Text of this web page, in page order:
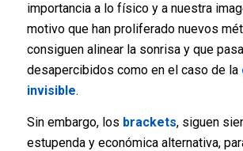
importancia a lo físico y a nuestra
motivo que han proliferado nuevos
consiguen alinear la sonrisa y que
desapercibidos como en el caso de la
invisible.
Sin embargo, los brackets, siguen
estupenda y económica alternativa,